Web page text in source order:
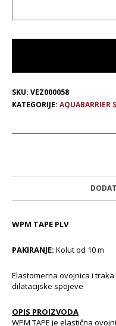
SKU: VEZ000058
KATEGORIJE: AQUABARRIER
WPM TAPE PLV
PAKIRANJE: Kolut od 10 m
Elastomerna ovojnica i
dilatacijske spojeve
OPIS PROIZVODA
WPM TAPE je elastična